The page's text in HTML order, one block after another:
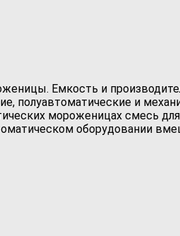
Емкость и
и
мороженицах смесь
оборудовании